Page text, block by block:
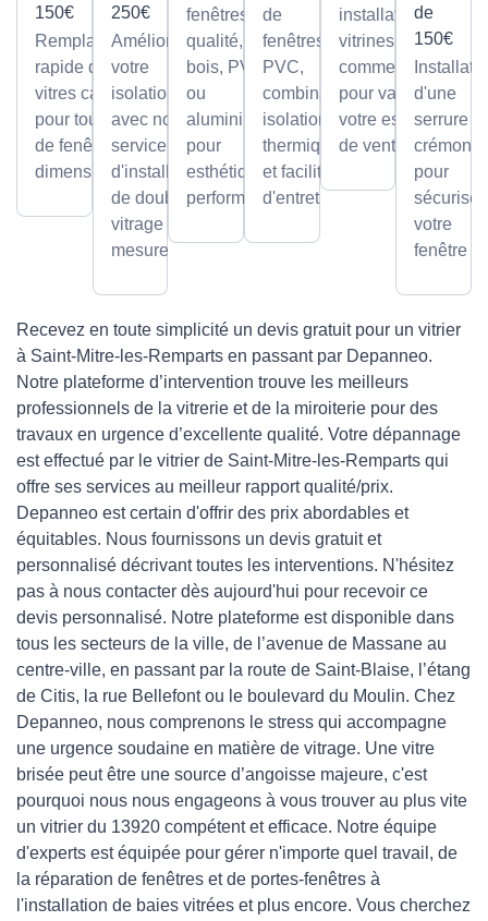
150€
Remplacement
rapide de
vitres cassées,
pour tous types
de fenêtres et
dimensions.
250€
Améliorez
votre
isolation
avec notre
service
d'installation
de double
vitrage sur
mesure.
fenêtres de
qualité, en
bois, PVC
ou
aluminium,
pour
esthétique et
performance.
de
fenêtres
PVC,
combinant
isolation
thermique
et facilité
d'entretien.
installation de
vitrines
commerciales
pour valoriser
votre espace
de vente.
de
150€
d'une
serrure à
crémone
pour
sécuriser
votre
fenêtre
Recevez en toute simplicité un devis gratuit pour un vitrier
à Saint-Mitre-les-Remparts en passant par Depanneo.
Notre plateforme d’intervention trouve les meilleurs
professionnels de la vitrerie et de la miroiterie pour des
travaux en urgence d’excellente qualité. Votre dépannage
est effectué par le vitrier de Saint-Mitre-les-Remparts qui
offre ses services au meilleur rapport qualité/prix.
Depanneo est certain d'offrir des prix abordables et
équitables. Nous fournissons un devis gratuit et
personnalisé décrivant toutes les interventions. N'hésitez
pas à nous contacter dès aujourd'hui pour recevoir ce
devis personnalisé. Notre plateforme est disponible dans
tous les secteurs de la ville, de l’avenue de Massane au
centre-ville, en passant par la route de Saint-Blaise, l’étang
de Citis, la rue Bellefont ou le boulevard du Moulin. Chez
Depanneo, nous comprenons le stress qui accompagne
une urgence soudaine en matière de vitrage. Une vitre
brisée peut être une source d’angoisse majeure, c'est
pourquoi nous nous engageons à vous trouver au plus vite
un vitrier du 13920 compétent et efficace. Notre équipe
d'experts est équipée pour gérer n'importe quel travail, de
la réparation de fenêtres et de portes-fenêtres à
l'installation de baies vitrées et plus encore. Vous cherchez